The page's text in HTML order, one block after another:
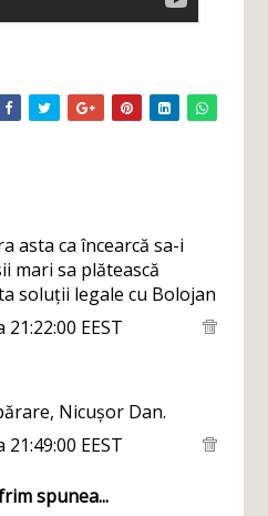
asta ca încearcă sa-i
mari sa plătească
soluții legale cu Bolojan
EEST
Nicușor Dan.
EEST
spunea...